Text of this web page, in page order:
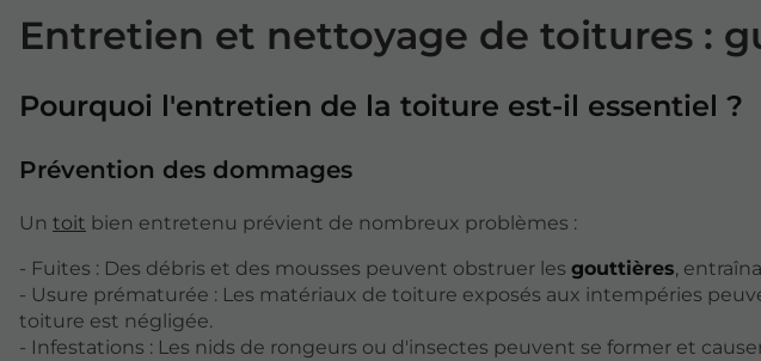
Entretien et nettoyage de toitures :
Pourquoi l'entretien de la toiture est-il essentiel ?
Prévention des dommages
Un toit bien entretenu prévient de nombreux problèmes :
- Fuites : Des débris et des mousses peuvent obstruer les gouttières,
- Usure prématurée : Les matériaux de toiture exposés aux intempéries
toiture est négligée.
- Infestations : Les nids de rongeurs ou d'insectes peuvent se former et